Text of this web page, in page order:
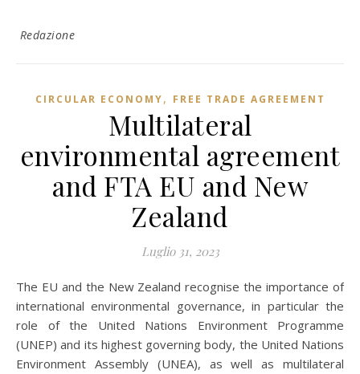
Redazione
CIRCULAR ECONOMY, FREE TRADE AGREEMENT
Multilateral
environmental agreement
and FTA EU and New
Zealand
Luglio 31, 2023
The EU and the New Zealand recognise the importance of
international environmental governance, in particular the
role of the United Nations Environment Programme
(UNEP) and its highest governing body, the United Nations
Environment Assembly (UNEA), as well as multilateral